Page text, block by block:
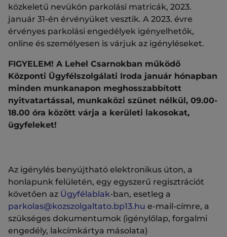
közkeletű nevükön parkolási matricák, 2023.
január 31-én érvényüket vesztik. A 2023. évre
érvényes parkolási engedélyek igényelhetők,
online és személyesen is várjuk az igényléseket.
FIGYELEM! A Lehel Csarnokban működő
Központi Ügyfélszolgálati Iroda január hónapban
minden munkanapon meghosszabbított
nyitvatartással, munkaközi szünet nélkül, 09.00-
18.00 óra között várja a kerületi lakosokat,
ügyfeleket!
Az igénylés benyújtható elektronikus úton, a
honlapunk felületén, egy egyszerű regisztrációt
követően az Ügyfélablak-ban, esetleg a
parkolas@kozszolgaltato.bp13.hu e-mail-címre, a
szükséges dokumentumok (igénylőlap, forgalmi
engedély, lakcímkártya másolata)